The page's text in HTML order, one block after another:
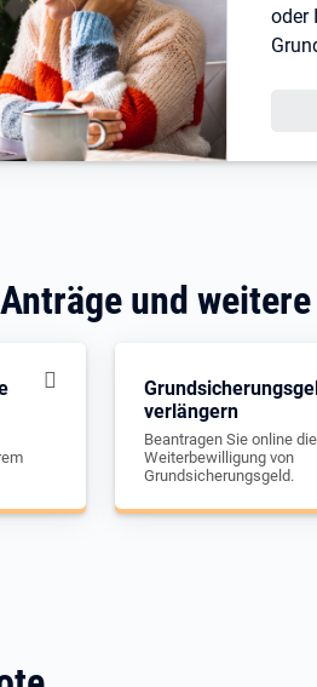
oder
und
verlängern
Beantragen Sie online die
Weiterbewilligung von
Grundsicherungsgeld.